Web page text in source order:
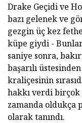
Drake Geçidi ve
bazı gelenek ve
gezgin üç kez
küpe giydi -
saniye sonra,
başarılı
kraliçesinin
hakkı verdi
zamanda
olarak tanındı.